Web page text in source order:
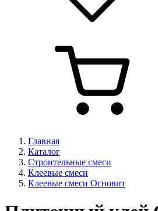
Главная
Каталог
Строительные смеси
Клеевые смеси
Клеевые смеси Основит